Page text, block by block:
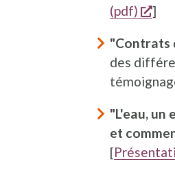
(pdf)
]
"Contrats
des
"L'eau, un
et
[